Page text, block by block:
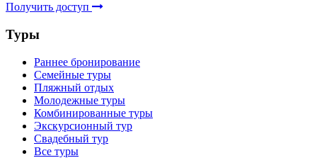
Получить доступ
Туры
Раннее бронирование
Семейные туры
Пляжный отдых
Молодежные туры
Комбинированные туры
Экскурсионный тур
Свадебный тур
Все туры